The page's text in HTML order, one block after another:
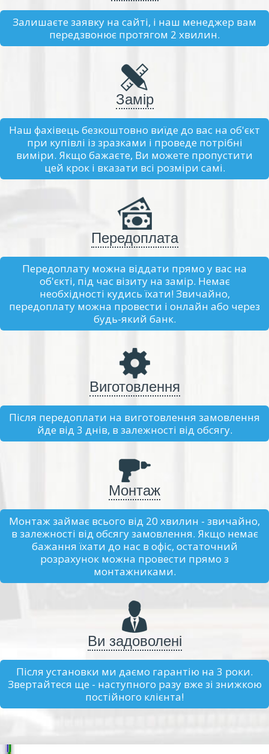
Залишаєте заявку на сайті, і наш менеджер вам
передзвонює протягом 2 хвилин.
Замір
Наш фахівець безкоштовно виїде до вас на об'єкт
при купівлі із зразками і проведе потрібні
виміри. Якщо бажаєте, Ви можете пропустити
цей крок і вказати всі розміри самі.
Передоплата
Передоплату можна віддати прямо у вас на
об'єкті, під час візиту на замір. Немає
необхідності кудись їхати! Звичайно,
передоплату можна провести і онлайн або через
будь-який банк.
Виготовлення
Після передоплати на виготовлення замовлення
йде від 3 днів, в залежності від обсягу.
Монтаж
Монтаж займає всього від 20 хвилин - звичайно,
в залежності від обсягу замовлення. Якщо немає
бажання їхати до нас в офіс, остаточний
розрахунок можна провести прямо з
монтажниками.
Ви задоволені
Після установки ми даємо гарантію на 3 роки.
Звертайтеся ще - наступного разу вже зі знижкою
постійного клієнта!